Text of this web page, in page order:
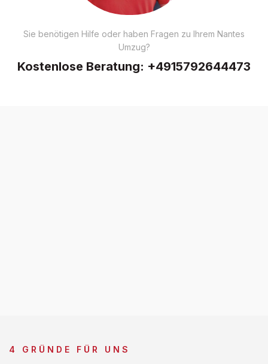
Sie benötigen Hilfe oder haben Fragen zu Ihrem Nantes
Umzug?
Kostenlose Beratung: +4915792644473
4 GRÜNDE FÜR UNS